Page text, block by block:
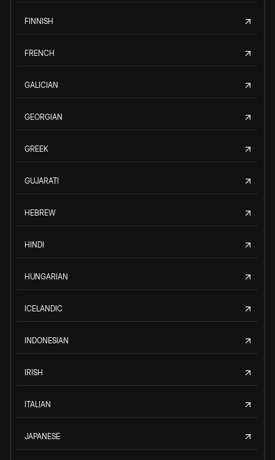
FINNISH
FRENCH
GALICIAN
GEORGIAN
GREEK
GUJARATI
HEBREW
HINDI
HUNGARIAN
ICELANDIC
INDONESIAN
IRISH
ITALIAN
JAPANESE